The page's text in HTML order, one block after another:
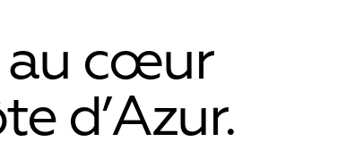
au cœur
d’Azur.